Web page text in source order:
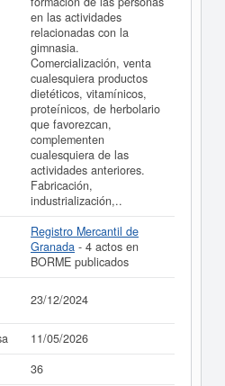
a este Informe ampliadode A-
LIMITADA. y consultar los
de actividad, así como los
de resultados disponibles.
del informe de empresa se ha
el 23/12/2024.
en las actividades
relacionadas con la
gimnasia.
Comercialización, venta
cualesquiera productos
dietéticos, vitamínicos,
proteínicos, de herbolario
que favorezcan,
complementen
cualesquiera de las
actividades anteriores.
Fabricación,
industrialización,..
Registro Mercantil de
Granada - 4 actos en
BORME publicados
23/12/2024
11/05/2026
36